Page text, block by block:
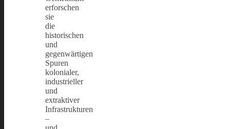
erforschen
sie
die
historischen
und
gegenwärtigen
Spuren
kolonialer,
industrieller
und
extraktiver
Infrastrukturen
–